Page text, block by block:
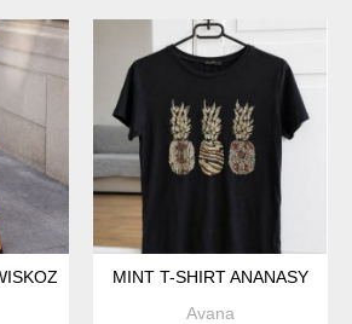
MINT T-SHIRT ANANASY
Avana